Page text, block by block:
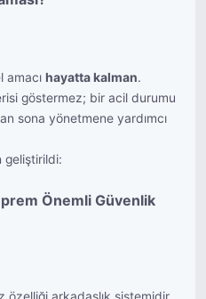
amacıhayatta kalman.
göstermez; bir acil durumu
sona yönetmene yardımcı
geliştirildi:
Önemli Güvenlik